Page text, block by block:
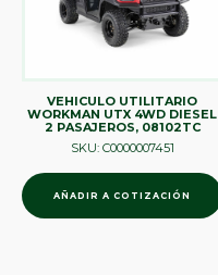
VEHICULO UTILITARIO
WORKMAN UTX 4WD DIESEL
2 PASAJEROS, 08102TC
SKU: C0000007451
AÑADIR A COTIZACIÓN